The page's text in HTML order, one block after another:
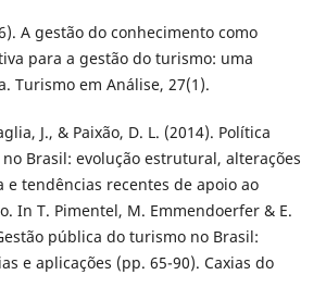
A gestão do conhecimento como
para a gestão do turismo: uma
Turismo em Análise, 27(1).
J., & Paixão, D. L. (2014). Política
Brasil: evolução estrutural, alterações
tendências recentes de apoio ao
In T. Pimentel, M. Emmendoerfer & E.
pública do turismo no Brasil:
e aplicações (pp. 65-90). Caxias do